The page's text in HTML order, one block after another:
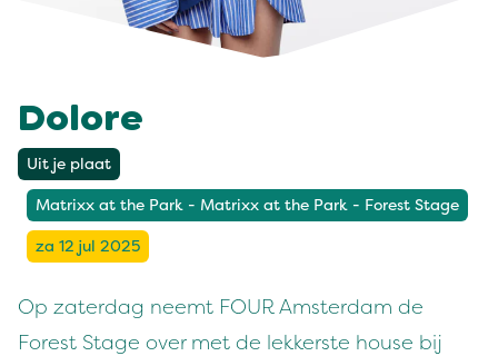
Dolore
Uit je plaat
Matrixx at the Park - Matrixx at the Park - Forest Stage
za 12 jul 2025
Op zaterdag neemt FOUR Amsterdam de
Forest Stage over met de lekkerste house bij